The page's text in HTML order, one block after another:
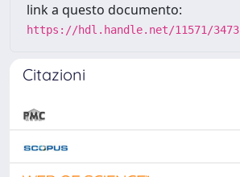
link a questo documento:
https://hdl.handle.net/11571/3473
Citazioni